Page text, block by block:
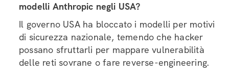
modelli Anthropic negli USA?
Il governo USA ha bloccato i modelli per motivi
di sicurezza nazionale, temendo che hacker
possano sfruttarli per mappare vulnerabilità
delle reti sovrane o fare reverse-engineering.